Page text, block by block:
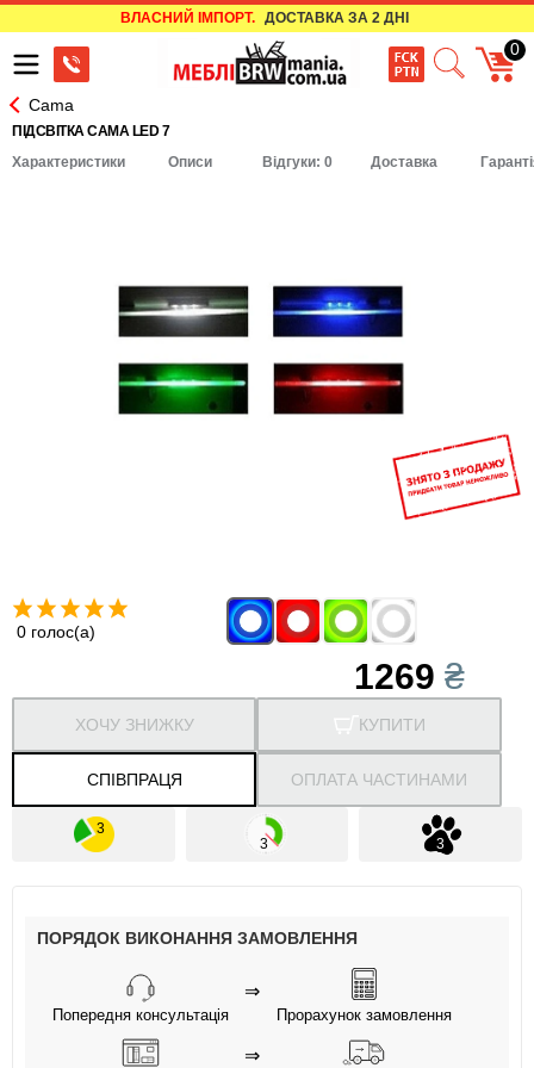
ВЛАСНИЙ ІМПОРТ. ДОСТАВКА ЗА 2 ДНІ
0
Cama
ПІДСВІТКА CAMA LED 7
Характеристики
Описи Відгуки: 0 Доставка
0 голос(а)
1269₴
КУПИТИ
СПІВПРАЦЯ
ХОЧУ ЗНИЖКУ
ОПЛАТА ЧАСТИНАМИ
ПОРЯДОК ВИКОНАННЯ ЗАМОВЛЕННЯ
Попередня консультація
⇒
Прорахунок замовлення
⇒